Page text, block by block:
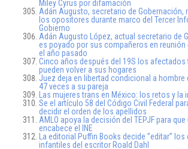
Miley Cyrus por difamación
Adán Augusto, secretario de Gobernación,
los opositores durante marco del Tercer
Gobierno
Adán Augusto López, actual secretario de
es poyado por sus compañeros en reunión
el año pasado
Cinco años después del 19S los afectados
pueden volver a sus hogares
Juez deja en libertad condicional a hombre
47 veces a su pareja
Las mujeres trans en México: los retos y la
Se el artículo 58 del Código Civil Federal
decidir el orden de los apellidos
AMLO apoya la decisión del TEPJF para
encabece el INE
La editorial Puffin Books decide ”editar”
infantiles del escritor Roald Dahl